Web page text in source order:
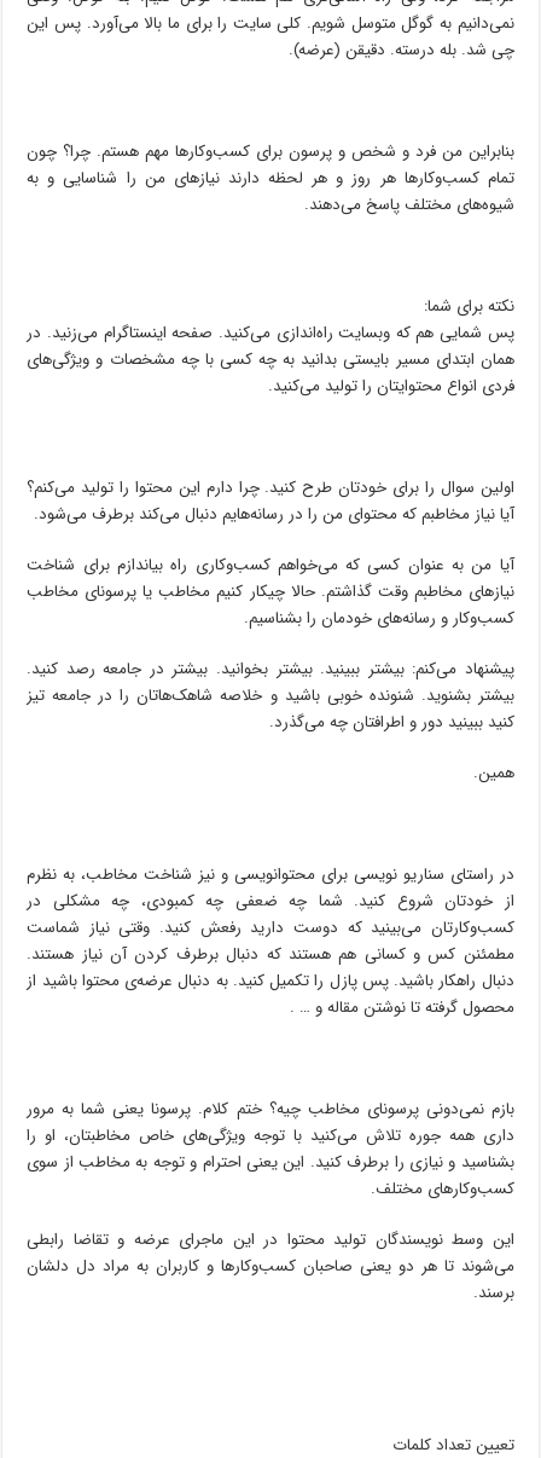
نمی‌دانیم به گوگل متوسل شویم. کلی سایت را برای ما بالا می‌آورد. پس این
چی شد. بله درسته. دقیقن (عرضه).
بنابراین من فرد و شخص و پرسون برای کسب‌وکارها مهم هستم. چرا؟ چون
تمام کسب‌وکارها هر روز و هر لحظه دارند نیازهای من را شناسایی و به
شیوه‌های مختلف پاسخ می‌دهند.
نکته برای شما:
پس شمایی هم که وبسایت راه‌اندازی می‌کنید. صفحه اینستاگرام می‌زنید. در
همان ابتدای مسیر بایستی بدانید به چه کسی با چه مشخصات و ویژگی‌های
فردی انواع محتوایتان را تولید می‌کنید.
اولین سوال را برای خودتان طرح کنید. چرا دارم این محتوا را تولید می‌کنم؟
آیا نیاز مخاطبم که محتوای من را در رسانه‌هایم دنبال می‌کند برطرف می‌شود.
آیا من به عنوان کسی که می‌خواهم کسب‌وکاری راه بیاندازم برای شناخت
نیازهای مخاطبم وقت گذاشتم. حالا چیکار کنیم مخاطب یا پرسونای مخاطب
کسب‌و‌کار و رسانه‌های خودمان را بشناسیم.
پیشنهاد می‌کنم: بیشتر ببینید. بیشتر بخوانید. بیشتر در جامعه رصد کنید.
بیشتر بشنوید. شنونده خوبی باشید و خلاصه شاهک‌هاتان را در جامعه تیز
کنید ببینید دور و اطرافتان چه می‌گذرد.
همین.
در راستای سناریو نویسی برای محتوانویسی و نیز شناخت مخاطب، به نظرم
از خودتان شروع کنید. شما چه ضعفی چه کمبودی، چه مشکلی در
کسب‌وکارتان می‌بینید که دوست دارید رفعش کنید. وقتی نیاز شماست
مطمئنن کس و کسانی هم هستند که دنبال برطرف کردن آن نیاز هستند.
دنبال راهکار باشید. پس پازل را تکمیل کنید. به دنبال عرضه‌ی محتوا باشید از
محصول گرفته تا نوشتن مقاله و … .
بازم نمی‌دونی پرسونای مخاطب چیه؟ ختم کلام. پرسونا یعنی شما به مرور
داری همه جوره تلاش می‌کنید با توجه ویژگی‌های خاص مخاطبتان، او را
بشناسید و نیازی را برطرف کنید. این یعنی احترام و توجه به مخاطب از سوی
کسب‌وکارهای مختلف.
این وسط نویسندگان تولید محتوا در این ماجرای عرضه و تقاضا رابطی
می‌شوند تا هر دو یعنی صاحبان کسب‌وکارها و کاربران به مراد دل دلشان
برسند.
تعیین تعداد کلمات